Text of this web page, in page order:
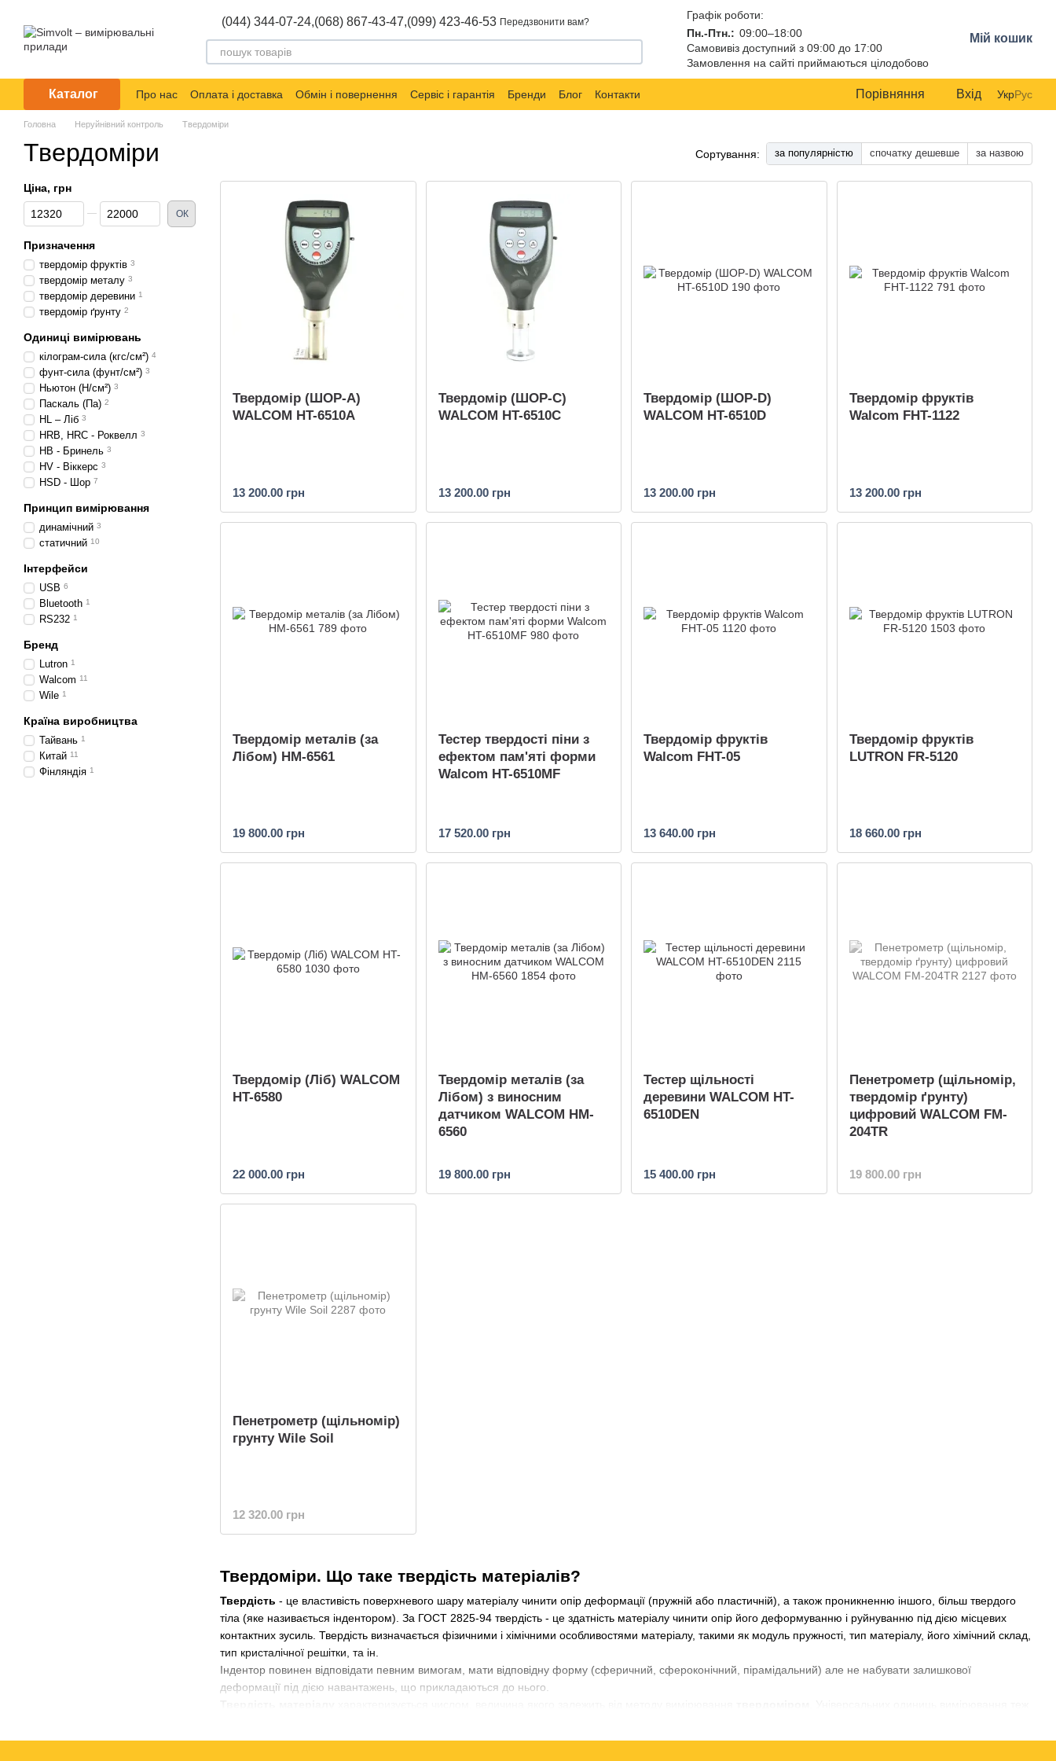
(044) 344-07-24,(068) 867-43-47,(099) 423-46-53 Передзвонити вам?
Графік роботи:
Пн.-Птн.: 09:00–18:00
Самовивіз доступний з 09:00 до 17:00
Замовлення на сайті приймаються цілодобово
Мій кошик
Каталог Про нас Оплата і доставка Обмін і повернення Сервіс і гарантія Бренди Блог Контакти Порівняння Вхід УкрРус
Головна Неруйнівний контроль Твердоміри
Твердоміри Сортування: за популярністю спочатку дешевше за назвою
Твердоміри. Що таке твердість матеріалів?
Твердість - це властивість поверхневого шару матеріалу чинити опір деформації (пружній або пластичній), а також проникненню іншого, більш твердого
тіла (яке називається індентором). За ГОСТ 2825-94 твердість - це здатність матеріалу чинити опір його деформуванню і руйнуванню під дією місцевих
контактних зусиль. Твердість визначається фізичними і хімічними особливостями матеріалу, такими як модуль пружності, тип матеріалу, його хімічний склад,
тип кристалічної решітки, та ін.
Індентор повинен відповідати певним вимогам, мати відповідну форму (сферичний, сфероконічний, пірамідальний) але не набувати залишкової
деформації під дією навантажень, що прикладаються до нього.
можна просто зробити перерахунок за необхідності.
Твердомір (ШОР-А)
WALCOM HT-6510A
13 200.00 грн
Твердомір (ШОР-C)
WALCOM HT-6510C
13 200.00 грн
Твердомір (ШОР-D)
WALCOM HT-6510D
13 200.00 грн
Твердомір фруктів
Walcom FHT-1122
13 200.00 грн
Твердомір металів (за
Лібом) HM-6561
19 800.00 грн
Тестер твердості піни з
ефектом пам'яті форми
Walcom HT-6510MF
17 520.00 грн
Твердомір фруктів
Walcom FHT-05
13 640.00 грн
Твердомір фруктів
LUTRON FR-5120
18 660.00 грн
Твердомір (Ліб) WALCOM
HT-6580
22 000.00 грн
Твердомір металів (за
Лібом) з виносним
датчиком WALCOM HM-
6560
19 800.00 грн
Тестер щільності
деревини WALCOM HT-
6510DEN
15 400.00 грн
Пенетрометр (щільномір,
твердомір ґрунту)
цифровий WALCOM FM-
204TR
19 800.00 грн
Пенетрометр (щільномір)
грунту Wile Soil
12 320.00 грн
Ціна, грн
Від Ціна, грн
До Ціна, грн ОК
Призначення
твердомір фруктів 3
твердомір металу 3
твердомір деревини 1
твердомір ґрунту 2
Одиниці вимірювань
кілограм-сила (кгс/см²) 4
фунт-сила (фунт/см²) 3
Ньютон (Н/см²) 3
Паскаль (Па) 2
HL – Ліб 3
HRB, HRC - Роквелл 3
HB - Бринель 3
HV - Віккерс 3
HSD - Шор 7
Принцип вимірювання
динамічний 3
статичний 10
Інтерфейси
USB 6
Bluetooth 1
RS232 1
Бренд
Lutron 1
Walcom 11
Wile 1
Країна виробництва
Тайвань 1
Китай 11
Фінляндія 1